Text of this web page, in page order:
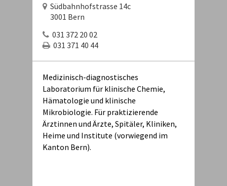
Südbahnhofstrasse 14c
3001 Bern
031 372 20 02
031 371 40 44
Medizinisch-diagnostisches
Laboratorium für klinische Chemie,
Hämatologie und klinische
Mikrobiologie. Für praktizierende
Ärztinnen und Ärzte, Spitäler, Kliniken,
Heime und Institute (vorwiegend im
Kanton Bern).